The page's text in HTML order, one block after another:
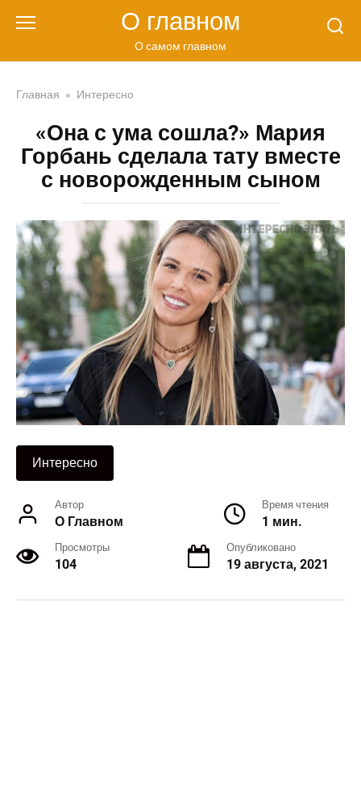
О главном
О самом главном
Главная » Интересно
«Она с ума сошла?» Мария
Горбань сделала тату вместе
с новорожденным сыном
Интересно
Автор
О Главном
Время чтения
1 мин.
Просмотры
104
Опубликовано
19 августа, 2021